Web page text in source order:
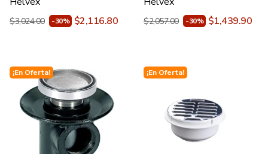
$3,024.00 -30% $2,116.80 $2,057.00 -30% $1,439.90
¡En Oferta! ¡En Oferta!